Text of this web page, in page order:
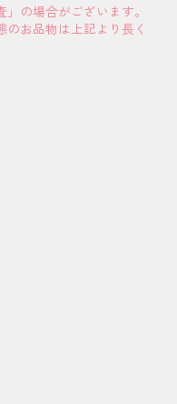
の場合がございます。
お品物は上記より長く